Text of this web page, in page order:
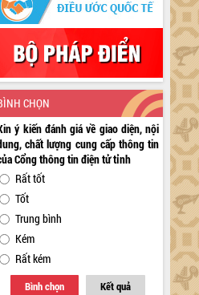
CHỌN
ý kiến đánh giá về giao diện, nội
chất lượng cung cấp thông tin
Cổng thông tin điện tử tỉnh
Rất tốt
Tốt
Trung bình
Kém
Rất kém
Bình chọn Kết quả